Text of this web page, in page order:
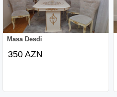
Masa Desdi
350 AZN